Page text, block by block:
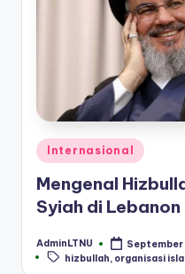
Posted
in
Internasional
Mengenal
Syiah di Lebanon
Posted
by
AdminLTNU September
Tags:
hizbullah organisasi